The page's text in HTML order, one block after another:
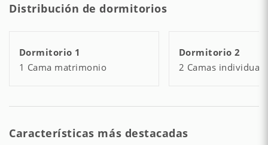
una cocina externa completamente equipada y una mesa de
tarde admirando el panorama.
refugio de gran fascinación ideal para las personas que
Positano.
Distribución de dormitorios
Dormitorio 1
1 Cama matrimonio
Dormitorio 2
2 Camas
Características más destacadas